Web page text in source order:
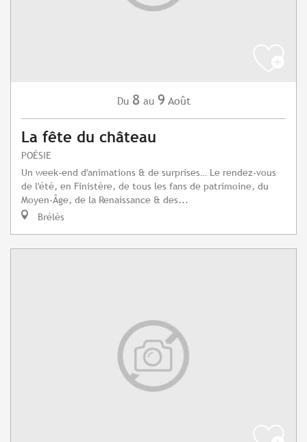
Du 8 au 9 Août
La fête du château
POÉSIE
Un week-end d'animations & de surprises… Le rendez-vous
de l'été, en Finistère, de tous les fans de patrimoine, du
Moyen-Âge, de la Renaissance & des...
Brélès